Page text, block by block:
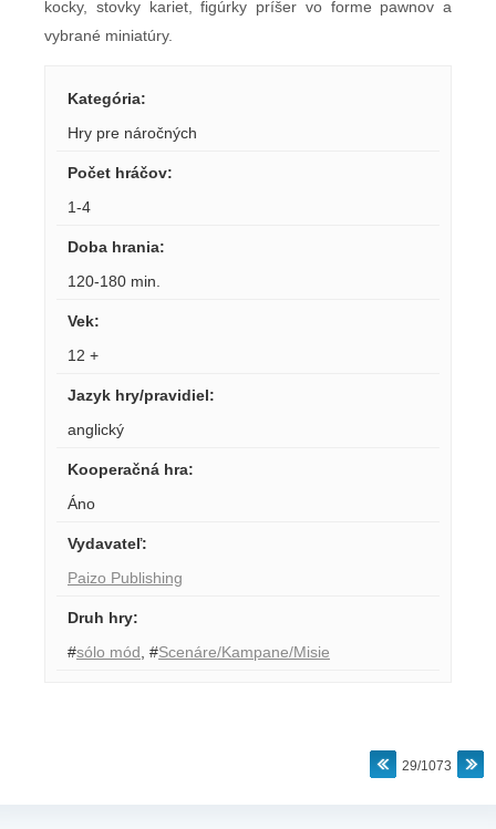
kocky, stovky kariet, figúrky príšer vo forme pawnov a
vybrané miniatúry.
Kategória:
Hry pre náročných
Počet hráčov:
1-4
Doba hrania:
120-180 min.
Vek:
12 +
Jazyk hry/pravidiel:
anglický
Kooperačná hra:
Áno
Vydavateľ:
Paizo Publishing
Druh hry:
#sólo mód #Scenáre/Kampane/Misie
29/1073